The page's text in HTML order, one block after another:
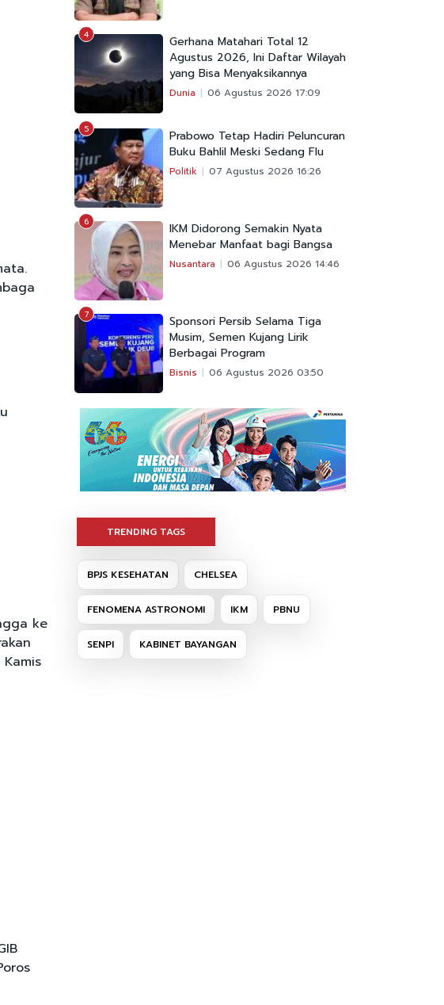
ke
4
Gerhana Matahari Total 12
Agustus 2026, Ini Daftar Wilayah
yang Bisa Menyaksikannya
Dunia 06 Agustus 2026 17:09
5
Prabowo Tetap Hadiri Peluncuran
Buku Bahlil Meski Sedang Flu
Politik 07 Agustus 2026 16:26
6
IKM Didorong Semakin Nyata
Menebar Manfaat bagi Bangsa
Nusantara 06 Agustus 2026 14:46
7
Sponsori Persib Selama Tiga
Musim, Semen Kujang Lirik
Berbagai Program
Bisnis 06 Agustus 2026 03:50
TRENDING TAGS
BPJS KESEHATAN CHELSEA
FENOMENA ASTRONOMI IKM PBNU
SENPI KABINET BAYANGAN